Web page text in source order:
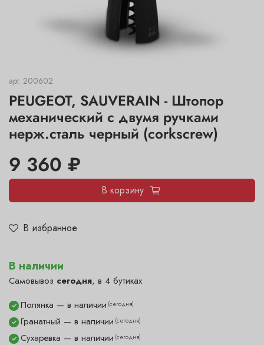
арт. 200602
PEUGEOT, SAUVERAIN - Штопор
механический с двумя ручками
нерж.сталь черный (corkscrew)
В избранное
9 360 ₽
В корзину
В наличии
Самовывоз сегодня, в 4 бутиках
✓ Гранатный — в наличии (сегодня)
✓ Полянка — в наличии (сегодня)
✓ Сухаревка — в наличии (сегодня)